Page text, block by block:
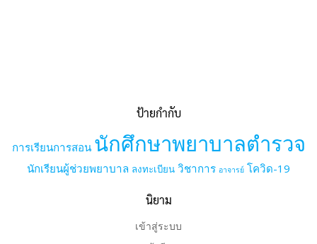
ป้ายกำกับ
การเรียนการสอน นักศึกษาพยาบาลตำรวจ
นักเรียนผู้ช่วยพยาบาล ลงทะเบียน วิชาการ อาจารย์ โควิด-19
นิยาม
เข้าสู่ระบบ